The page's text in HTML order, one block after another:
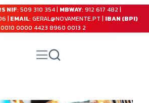
NIF: 509 310 354 | MBWAY: 912 617 482 |
| EMAIL: GERAL@NOVAMENTE.PT | IBAN (BPI)
0000 4423 8960 0013 2